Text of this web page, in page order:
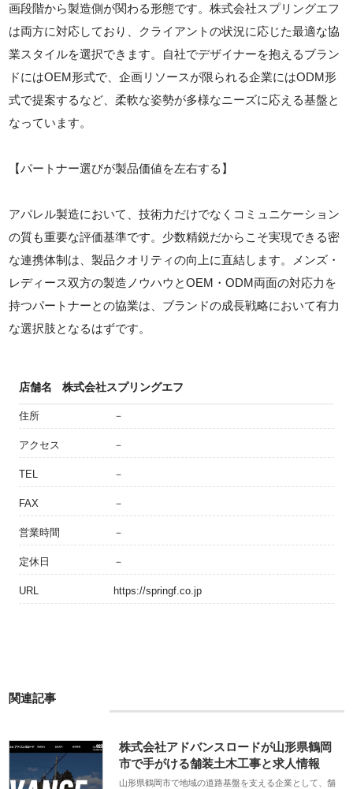
画段階から製造側が関わる形態です。株式会社スプリングエフ
は両方に対応しており、クライアントの状況に応じた最適な協
業スタイルを選択できます。自社でデザイナーを抱えるブラン
ドにはOEM形式で、企画リソースが限られる企業にはODM形
式で提案するなど、柔軟な姿勢が多様なニーズに応える基盤と
なっています。
【パートナー選びが製品価値を左右する】
アパレル製造において、技術力だけでなくコミュニケーション
の質も重要な評価基準です。少数精鋭だからこそ実現できる密
な連携体制は、製品クオリティの向上に直結します。メンズ・
レディース双方の製造ノウハウとOEM・ODM両面の対応力を
持つパートナーとの協業は、ブランドの成長戦略において有力
な選択肢となるはずです。
店舗名 株式会社スプリングエフ
住所 －
アクセス －
TEL －
FAX －
営業時間 －
定休日 －
URL https://springf.co.jp
関連記事
株式会社アドバンスロードが山形県鶴岡
市で手がける舗装土木工事と求人情報
山形県鶴岡市で地域の道路基盤を支える企業として、舗